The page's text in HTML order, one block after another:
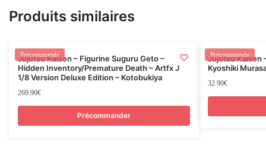
Produits similaires
Précommande
Jujutsu Kaisen – Figurine Suguru Geto –
Hidden Inventory/Premature Death – Artfx J
1/8 Version Deluxe Edition – Kotobukiya
269.90€
Précommander
Précommande
Jujutsu Kaisen
Kyoshiki
32.90€